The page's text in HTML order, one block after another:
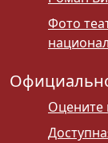
Фото
Оцените